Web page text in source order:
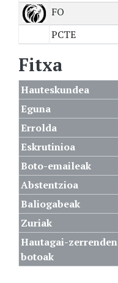
FO
PCTE
Fitxa
Hauteskundea
Eguna
Errolda
Eskrutinioa
Boto-emaileak
Abstentzioa
Baliogabeak
Zuriak
Hautagai-zerrenden
botoak